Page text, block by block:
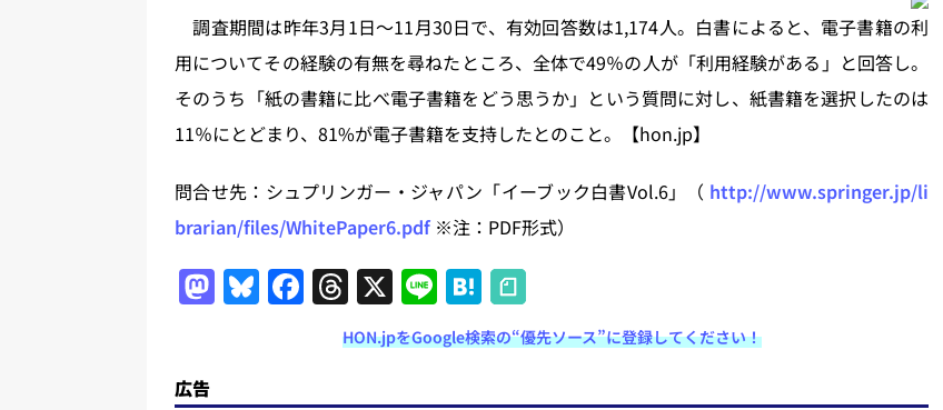
調査期間は昨年3月1日〜11月30日で、有効回答数は1,174人。白書によると、電子書籍の利
用についてその経験の有無を尋ねたところ、全体で49％の人が「利用経験がある」と回答し。
そのうち「紙の書籍に比べ電子書籍をどう思うか」という質問に対し、紙書籍を選択したのは
11％にとどまり、81%が電子書籍を支持したとのこと。【hon.jp】
問合せ先：シュプリンガー・ジャパン「イーブック白書Vol.6」（ http://www.springer.jp/li
brarian/files/WhitePaper6.pdf ※注：PDF形式）
M
a
o
Bl
u
s
F
a
e
T
h
re
a
X Li
n
e
H
at
e
n
HON.jpをGoogle検索の“優先ソース”に登録してください！
広告